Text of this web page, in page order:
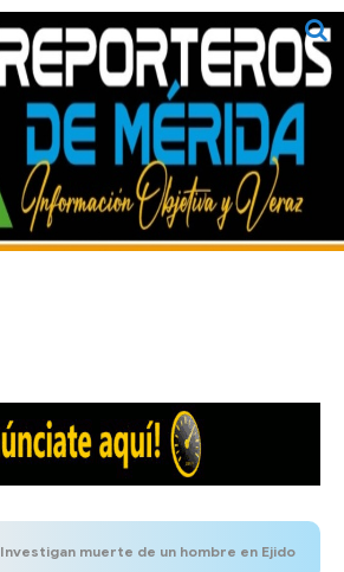
Investigan muerte de un hombre en Ejido